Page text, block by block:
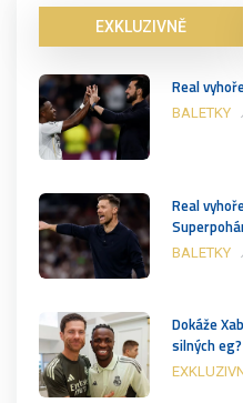
EXKLUZIVNĚ
Real
BALETKY
Real
BALETKY
Dokáže
silných eg?